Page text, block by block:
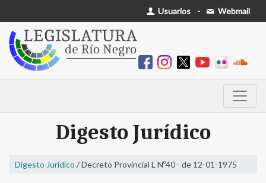
Usuarios - Webmail
Digesto Jurídico
Digesto Jurídico / Decreto Provincial L Nº40 - de 12-01-1975